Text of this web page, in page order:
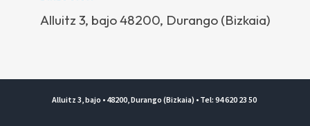
Alluitz 3, bajo 48200, Durango (Bizkaia)
Alluitz 3, bajo • 48200, Durango (Bizkaia) • Tel: 94 620 23 50